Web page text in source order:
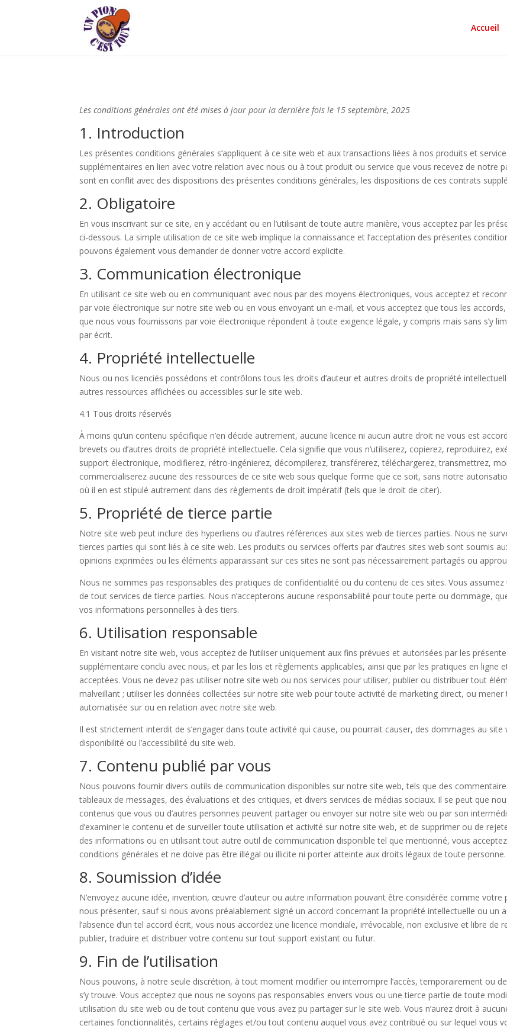
Accueil
Les conditions générales ont été mises à jour pour la dernière fois le 15 septembre, 2025
1. Introduction
Les présentes conditions générales s’appliquent à ce site web et aux transactions liées à nos produits et
supplémentaires en lien avec votre relation avec nous ou à tout produit ou service que vous recevez de notre
sont en conflit avec des dispositions des présentes conditions générales, les dispositions de ces contrats
2. Obligatoire
En vous inscrivant sur ce site, en y accédant ou en l’utilisant de toute autre manière, vous acceptez par les
ci-dessous. La simple utilisation de ce site web implique la connaissance et l’acceptation des présentes
pouvons également vous demander de donner votre accord explicite.
3. Communication électronique
En utilisant ce site web ou en communiquant avec nous par des moyens électroniques, vous acceptez et
par voie électronique sur notre site web ou en vous envoyant un e-mail, et vous acceptez que tous les
que nous vous fournissons par voie électronique répondent à toute exigence légale, y compris mais sans s’y
par écrit.
4. Propriété intellectuelle
Nous ou nos licenciés possédons et contrôlons tous les droits d’auteur et autres droits de propriété
autres ressources affichées ou accessibles sur le site web.
4.1 Tous droits réservés
À moins qu’un contenu spécifique n’en décide autrement, aucune licence ni aucun autre droit ne vous est
brevets ou d’autres droits de propriété intellectuelle. Cela signifie que vous n’utiliserez, copierez, reproduirez,
support électronique, modifierez, rétro-ingénierez, décompilerez, transférerez, téléchargerez, transmettrez,
commercialiserez aucune des ressources de ce site web sous quelque forme que ce soit, sans notre
où il en est stipulé autrement dans des règlements de droit impératif (tels que le droit de citer).
5. Propriété de tierce partie
Notre site web peut inclure des hyperliens ou d’autres références aux sites web de tierces parties. Nous ne
tierces parties qui sont liés à ce site web. Les produits ou services offerts par d’autres sites web sont soumis
opinions exprimées ou les éléments apparaissant sur ces sites ne sont pas nécessairement partagés ou
Nous ne sommes pas responsables des pratiques de confidentialité ou du contenu de ces sites. Vous
de tout services de tierce parties. Nous n’accepterons aucune responsabilité pour toute perte ou dommage,
vos informations personnelles à des tiers.
6. Utilisation responsable
En visitant notre site web, vous acceptez de l’utiliser uniquement aux fins prévues et autorisées par les
supplémentaire conclu avec nous, et par les lois et règlements applicables, ainsi que par les pratiques en ligne
acceptées. Vous ne devez pas utiliser notre site web ou nos services pour utiliser, publier ou distribuer tout
malveillant ; utiliser les données collectées sur notre site web pour toute activité de marketing direct, ou
automatisée sur ou en relation avec notre site web.
Il est strictement interdit de s’engager dans toute activité qui cause, ou pourrait causer, des dommages au
disponibilité ou l’accessibilité du site web.
7. Contenu publié par vous
Nous pouvons fournir divers outils de communication disponibles sur notre site web, tels que des
tableaux de messages, des évaluations et des critiques, et divers services de médias sociaux. Il se peut que
contenus que vous ou d’autres personnes peuvent partager ou envoyer sur notre site web ou par son
d’examiner le contenu et de surveiller toute utilisation et activité sur notre site web, et de supprimer ou de
des informations ou en utilisant tout autre outil de communication disponible tel que mentionné, vous
conditions générales et ne doive pas être illégal ou illicite ni porter atteinte aux droits légaux de toute personne.
8. Soumission d’idée
N’envoyez aucune idée, invention, œuvre d’auteur ou autre information pouvant être considérée comme
nous présenter, sauf si nous avons préalablement signé un accord concernant la propriété intellectuelle ou un
l’absence d’un tel accord écrit, vous nous accordez une licence mondiale, irrévocable, non exclusive et libre
publier, traduire et distribuer votre contenu sur tout support existant ou futur.
9. Fin de l’utilisation
Nous pouvons, à notre seule discrétion, à tout moment modifier ou interrompre l’accès, temporairement ou
s’y trouve. Vous acceptez que nous ne soyons pas responsables envers vous ou une tierce partie de toute
utilisation du site web ou de tout contenu que vous avez pu partager sur le site web. Vous n’aurez droit à
certaines fonctionnalités, certains réglages et/ou tout contenu auquel vous avez contribué ou sur lequel vous